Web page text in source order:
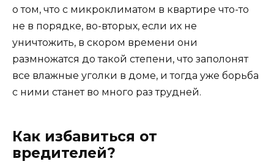
о том, что с микроклиматом в квартире что-то
не в порядке, во-вторых, если их не
уничтожить, в скором времени они
размножатся до такой степени, что заполонят
все влажные уголки в доме, и тогда уже борьба
с ними станет во много раз трудней.
Как избавиться от
вредителей?